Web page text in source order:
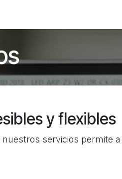
y flexibles
servicios permite